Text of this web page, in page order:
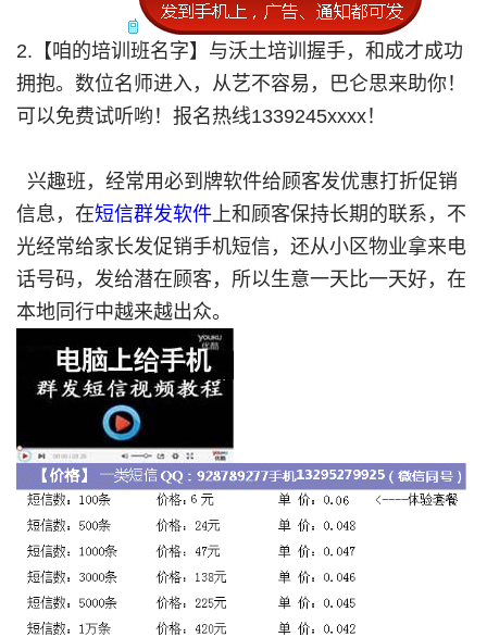
2.【咱的培训班名字】与沃土培训握手，和成才成功
拥抱。数位名师进入，从艺不容易，巴仑思来助你！
可以免费试听哟！报名热线1339245xxxx！
兴趣班，经常用必到牌软件给顾客发优惠打折促销
信息，在短信群发软件上和顾客保持长期的联系，不
光经常给家长发促销手机短信，还从小区物业拿来电
话号码，发给潜在顾客，所以生意一天比一天好，在
本地同行中越来越出众。